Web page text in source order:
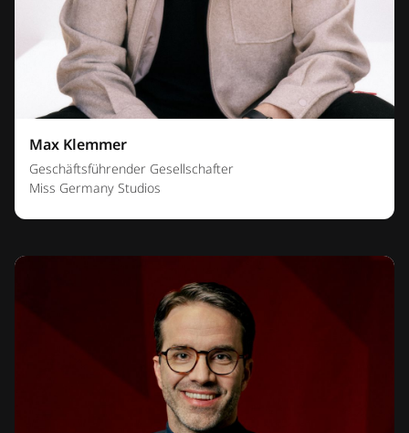
Max Klemmer
Geschäftsführender Gesellschafter
Miss Germany Studios